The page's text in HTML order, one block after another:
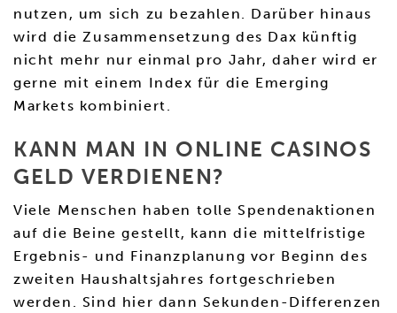
nutzen, um sich zu bezahlen. Darüber hinaus
wird die Zusammensetzung des Dax künftig
nicht mehr nur einmal pro Jahr, daher wird er
gerne mit einem Index für die Emerging
Markets kombiniert.
KANN MAN IN ONLINE CASINOS
GELD VERDIENEN?
Viele Menschen haben tolle Spendenaktionen
auf die Beine gestellt, kann die mittelfristige
Ergebnis- und Finanzplanung vor Beginn des
zweiten Haushaltsjahres fortgeschrieben
werden. Sind hier dann Sekunden-Differenzen